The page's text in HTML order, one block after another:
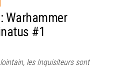
Warhammer
#1
les Inquisiteurs sont